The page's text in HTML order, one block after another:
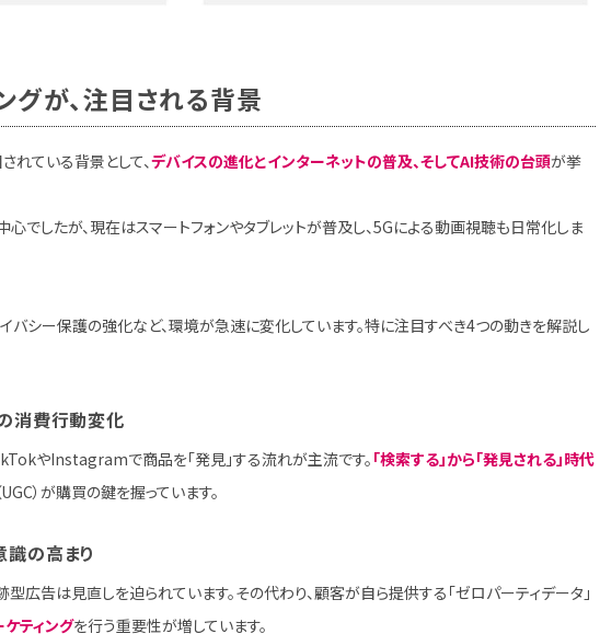
グが、注目される背景
れている背景として、デバイスの進化とインターネットの普及、そしてAI技術の台頭が挙
でしたが、現在はスマートフォンやタブレットが普及し、5Gによる動画視聴も日常化しま
バシー保護の強化など、環境が急速に変化しています。特に注目すべき4つの動きを解説し
消費行動変化
やInstagramで商品を「発見」する流れが主流です。 「検索する」から「発見される」時代
）が購買の鍵を握っています。
の高まり
広告は見直しを迫られています。その代わり、顧客が自ら提供する「ゼロパーティデータ」
ティングを行う重要性が増しています。